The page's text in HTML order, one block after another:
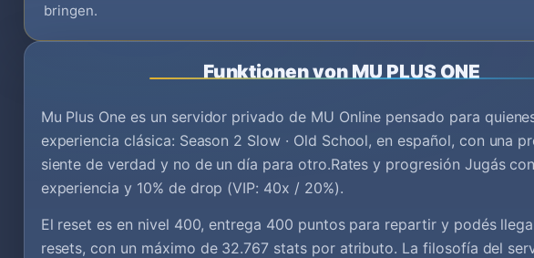
bringen.
Funktionen von MU PLUS ONE
Mu Plus One es un servidor privado de MU Online pensado para
experiencia clásica: Season 2 Slow · Old School, en español, con una
siente de verdad y no de un día para otro.Rates y progresión Jugás
experiencia y 10% de drop (VIP: 40x / 20%).
El reset es en nivel 400, entrega 400 puntos para repartir y podés
resets, con un máximo de 32.767 stats por atributo. La filosofía del